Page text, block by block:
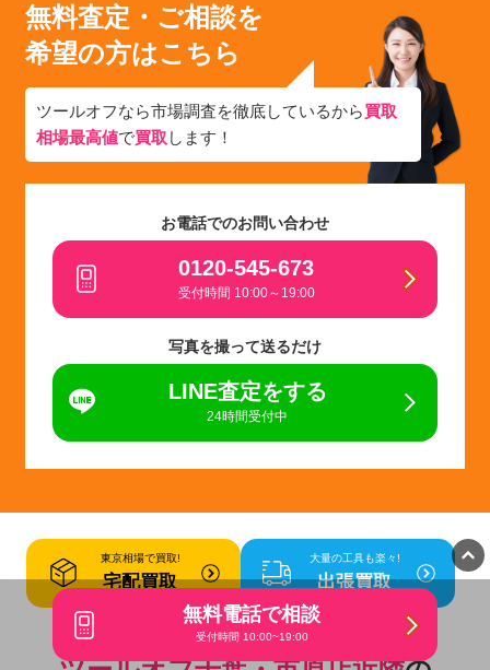
無料電話で相談
受付時間 10:00~19:00
無料査定・ご相談を
希望の方はこちら
ツールオフなら市場調査を徹底しているから買取
相場最高値で買取 します！
お電話でのお問い合わせ
0120-545-673
受付時間 10:00～19:00
写真を撮って送るだけ
LINE査定をする
24時間受付中
東京相場で買取!
宅配買取
大量の工具も楽々!
出張買取